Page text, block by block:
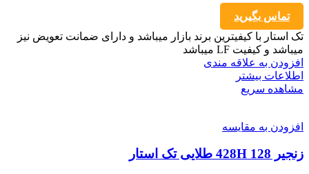
تماس بگیرید
تک استار با کیفیترین برند بازار میباشد و دارای ضمانت تعویض نیز
میباشد و کیفیت LF میباشد
افزودن به علاقه مندی
اطلاعات بیشتر
مشاهده سریع
افزودن به مقایسه
زنجیر 428H 128 طلایی تک استار